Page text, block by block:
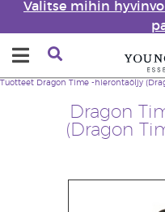
Valitse mihin
Dragon
(Dragon
Tuotteet Dragon Time -hierontaöljy